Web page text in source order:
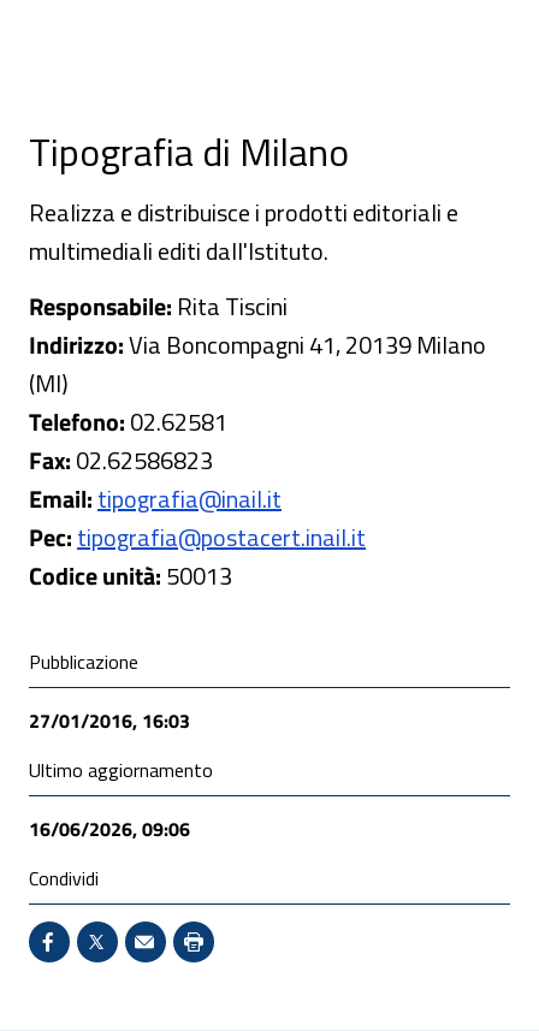
Tipografia di Milano
Realizza e distribuisce i prodotti editoriali e
multimediali editi dall'Istituto.
Responsabile: Rita Tiscini
Indirizzo:Via Boncompagni 41, 20139 Milano
(MI)
Telefono:02.62581
Fax:02.62586823
Email:tipografia@inail.it
Pec:tipografia@postacert.inail.it
Codice unità:50013
Condivisione social
Pubblicazione
27/01/2016, 16:03
Ultimo aggiornamento
16/06/2026, 09:06
Condividi
Condividi su Facebook - Sito esterno - Apertura in
X - Sito esterno - Apertura in nuova finestra
Invio Mail: apre il programma di posta
Stampa pagina: scelta meno